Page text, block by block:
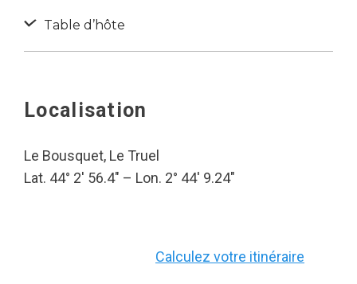
Table d’hôte
Localisation
Le Bousquet, Le Truel
Lat. 44° 2′ 56.4″ – Lon. 2° 44′ 9.24″
Calculez votre itinéraire